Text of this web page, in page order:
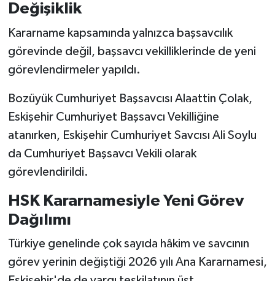
Değişiklik
Kararname kapsamında yalnızca başsavcılık
görevinde değil, başsavcı vekilliklerinde de yeni
görevlendirmeler yapıldı.
Bozüyük Cumhuriyet Başsavcısı Alaattin Çolak,
Eskişehir Cumhuriyet Başsavcı Vekilliğine
atanırken, Eskişehir Cumhuriyet Savcısı Ali Soylu
da Cumhuriyet Başsavcı Vekili olarak
görevlendirildi.
HSK Kararnamesiyle Yeni Görev
Dağılımı
Türkiye genelinde çok sayıda hâkim ve savcının
görev yerinin değiştiği 2026 yılı Ana Kararnamesi,